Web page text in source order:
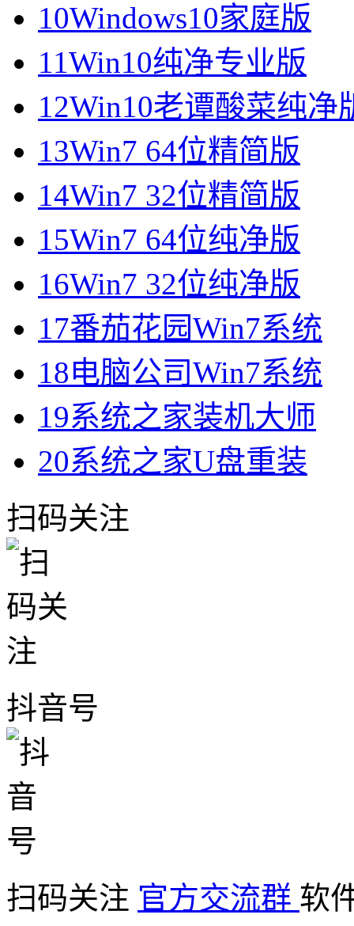
10Windows10家庭版
11Win10纯净专业版
12Win10老谭酸菜纯净
13Win7 64位精简版
14Win7 32位精简版
15Win7 64位纯净版
16Win7 32位纯净版
17番茄花园Win7系统
18电脑公司Win7系统
19系统之家装机大师
20系统之家U盘重装
扫码关注
抖音号
扫码关注 官方交流群 软